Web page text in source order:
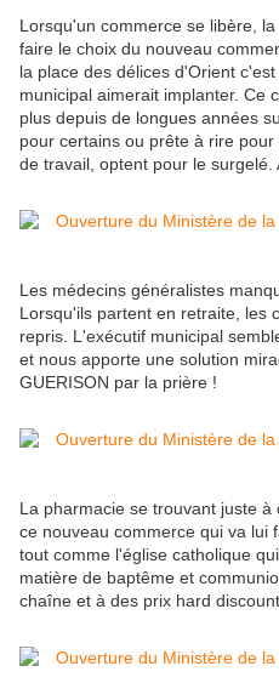
Lorsqu'un commerce se libère,
faire le choix du nouveau
la place des délices d'Orient
municipal aimerait implanter. Ce
plus depuis de longues années
pour certains ou prête à rire
de travail, optent pour le surgelé.
Les médecins généralistes
Lorsqu'ils partent en retraite, les
repris. L'exécutif municipal
et nous apporte une solution
GUERISON par la prière !
La pharmacie se trouvant juste
ce nouveau commerce qui va lui
tout comme l'église catholique
matière de baptême et
chaîne et à des prix hard discount.